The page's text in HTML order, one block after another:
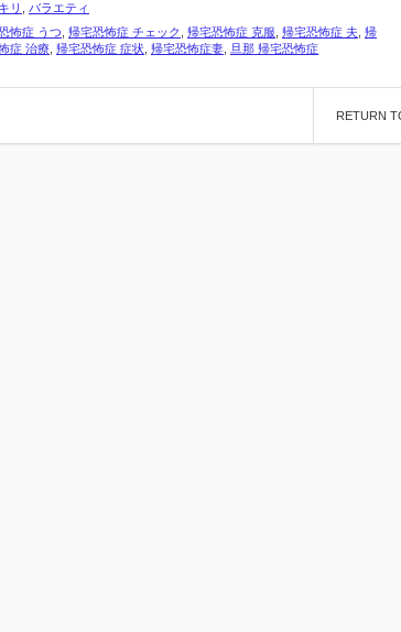
リ
バラエティ
怖症 うつ 帰宅恐怖症 チェック 帰宅恐怖症 克服 帰宅恐怖症 夫 帰
症 治療 帰宅恐怖症 症状 帰宅恐怖症妻 旦那 帰宅恐怖症
RETURN